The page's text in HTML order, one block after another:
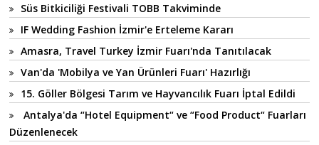
Süs Bitkiciliği Festivali TOBB Takviminde
IF Wedding Fashion İzmir'e Erteleme Kararı
Amasra, Travel Turkey İzmir Fuarı'nda Tanıtılacak
Van'da 'Mobilya ve Yan Ürünleri Fuarı' Hazırlığı
15. Göller Bölgesi Tarım ve Hayvancılık Fuarı İptal Edildi
Antalya'da “Hotel Equipment“ ve “Food Product“ Fuarları
Düzenlenecek